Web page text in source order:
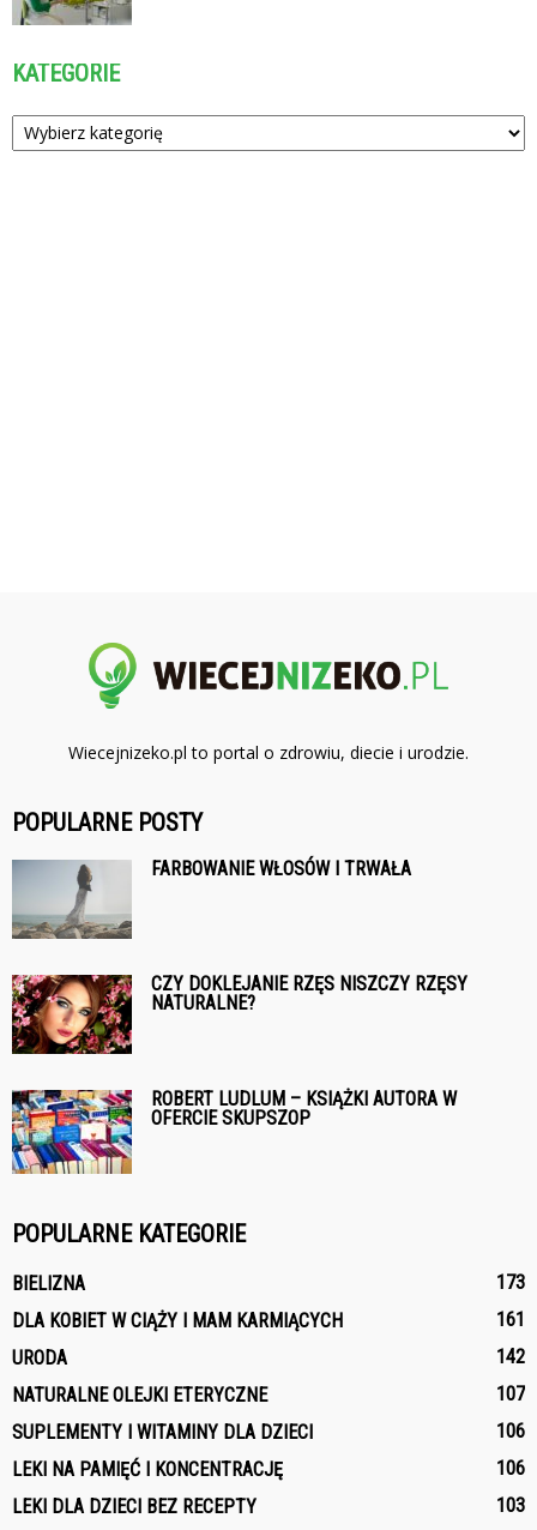
KATEGORIE
Kategorie
Wiecejnizeko.pl to portal o zdrowiu, diecie i urodzie.
POPULARNE POSTY
FARBOWANIE WŁOSÓW I TRWAŁA
CZY DOKLEJANIE RZĘS NISZCZY RZĘSY
NATURALNE?
ROBERT LUDLUM – KSIĄŻKI AUTORA W
OFERCIE SKUPSZOP
POPULARNE KATEGORIE
BIELIZNA
173
DLA KOBIET W CIĄŻY I MAM KARMIĄCYCH
161
URODA
142
NATURALNE OLEJKI ETERYCZNE
107
SUPLEMENTY I WITAMINY DLA DZIECI
106
LEKI NA PAMIĘĆ I KONCENTRACJĘ
106
LEKI DLA DZIECI BEZ RECEPTY
103